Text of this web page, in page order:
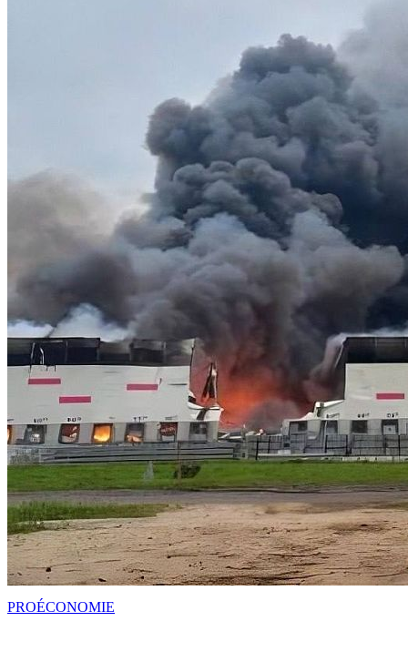
PROÉCONOMIE